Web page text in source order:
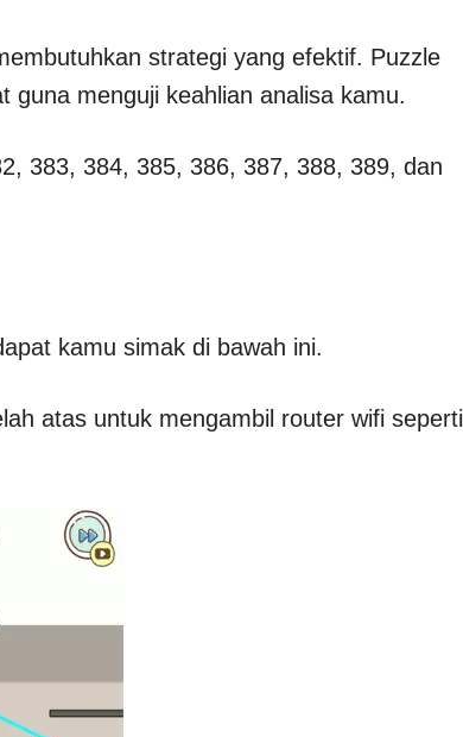
strategi yang efektif. Puzzle
guna menguji keahlian analisa kamu.
383, 384, 385, 386, 387, 388, 389, dan
kamu simak di bawah ini.
atas untuk mengambil router wifi seperti